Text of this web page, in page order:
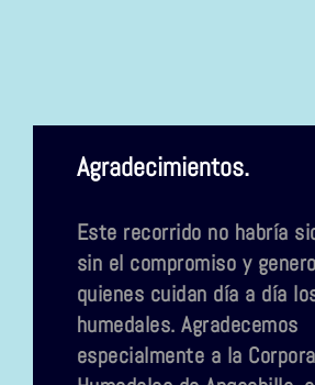
Agradecimientos.
Este recorrido no habría
sin el compromiso y
quienes cuidan día a día
humedales. Agradecemos
especialmente a la